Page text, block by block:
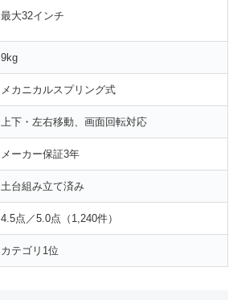
最大32インチ
9kg
メカニカルスプリング式
上下・左右移動、画面回転対応
メーカー保証3年
土台組み立て済み
4.5点／5.0点（1,240件）
カテゴリ1位